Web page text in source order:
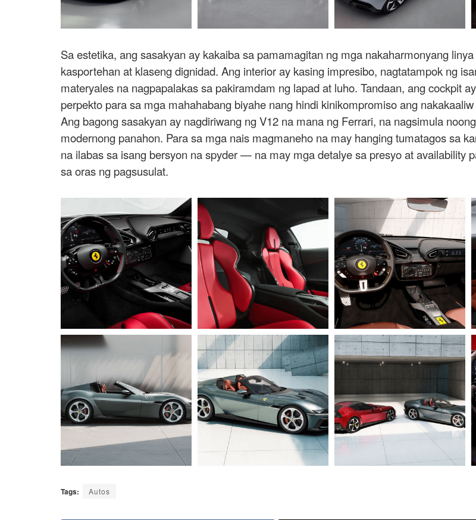
Sa estetika, ang sasakyan ay kakaiba sa pamamagitan ng mga nakaharmonyang
kasportehan at klaseng dignidad. Ang interior ay kasing impresibo, nagtatampok ng
materyales na nagpapalakas sa pakiramdam ng lapad at luho. Tandaan, ang cockpit
perpekto para sa mga mahahabang biyahe nang hindi kinikompromiso ang
Ang bagong sasakyan ay nagdiriwang ng V12 na mana ng Ferrari, na nagsimula
modernong panahon. Para sa mga nais magmaneho na may hanging tumatagos sa
na ilabas sa isang bersyon na spyder — na may mga detalye sa presyo at availability
sa oras ng pagsusulat.
Tags: Autos